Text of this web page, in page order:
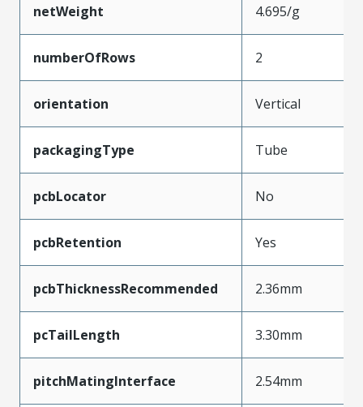
netWeight 4.695/g
numberOfRows 2
orientation Vertical
packagingType Tube
pcbLocator No
pcbRetention Yes
pcbThicknessRecommended 2.36mm
pcTailLength 3.30mm
pitchMatingInterface 2.54mm